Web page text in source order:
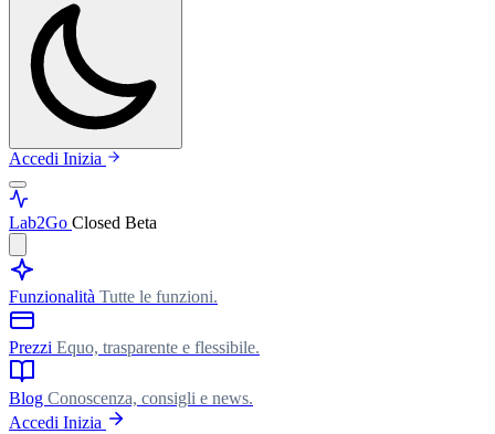
Accedi Inizia
Lab2Go Closed Beta
Funzionalità Tutte le funzioni.
Prezzi Equo, trasparente e flessibile.
Blog Conoscenza, consigli e news.
Accedi Inizia